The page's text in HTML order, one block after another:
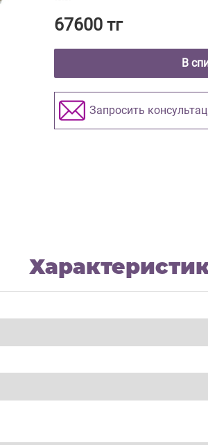
67600 тг
В
Запросить